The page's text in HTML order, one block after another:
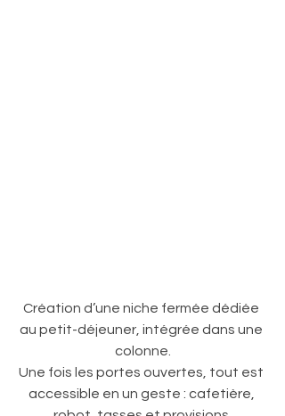
Création d’une niche fermée dédiée
au petit-déjeuner, intégrée dans une
colonne.
Une fois les portes ouvertes, tout est
accessible en un geste : cafetière,